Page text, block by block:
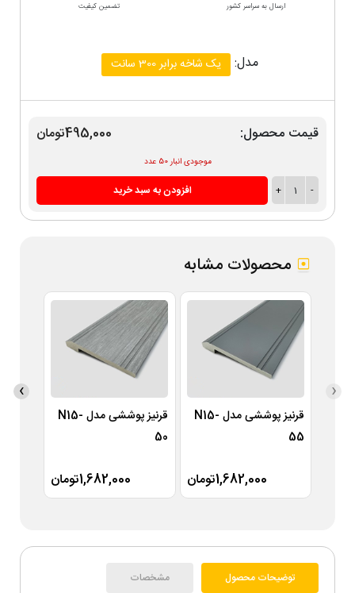
ارسال به سراسر کشور تضمین کیفیت
مدل: یک شاخه برابر 300 سانت
قیمت محصول: 495,000تومان
موجودی انبار 50 عدد
-
1
+ افزودن به سبد خرید
محصولات مشابه
قرنیز پوششی مدل N15-
55
1,682,000تومان
قرنیز پوششی مدل N15-
50
1,682,000تومان
‹
›
توضیحات محصول مشخصات